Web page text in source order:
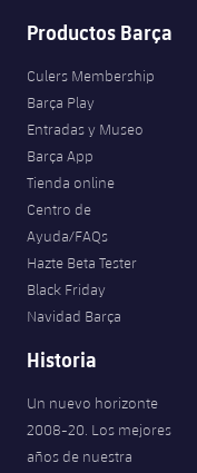
Productos Barça
Culers Membership
Barça Play
Entradas y Museo
Barça App
Tienda online
Centro de
Ayuda/FAQs
Hazte Beta Tester
Black Friday
Navidad Barça
Historia
Un nuevo horizonte
2008-20. Los mejores
años de nuestra